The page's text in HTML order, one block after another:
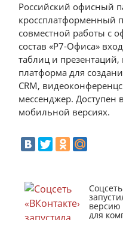
Российский офисный
кроссплатформенный
совместной работы с
состав «Р7-Офиса»
таблиц и
платформа для
СRM,
мессенджер. Доступен
мобильной версиях.
версию
для